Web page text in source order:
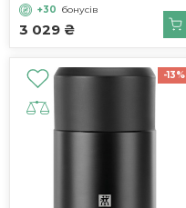
3 029 ₴
+30 бонусів
-13%